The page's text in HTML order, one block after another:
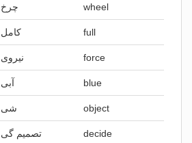
چرخ wheel
کامل full
نیروی force
آبی blue
شی object
تصمیم گی decide